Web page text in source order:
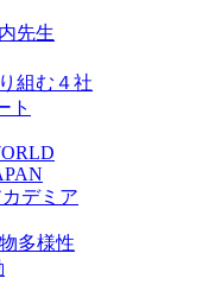
先生
組む４社
ト
デミア
多様性